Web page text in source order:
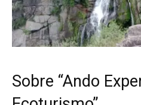
Sobre “Ando